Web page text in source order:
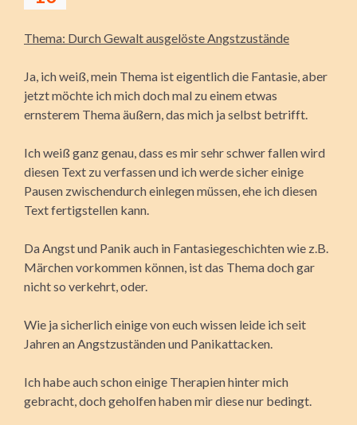
Thema: Durch Gewalt ausgelöste Angstzustände
Ja, ich weiß, mein Thema ist eigentlich die Fantasie, aber
jetzt möchte ich mich doch mal zu einem etwas
ernsterem Thema äußern, das mich ja selbst betrifft.
Ich weiß ganz genau, dass es mir sehr schwer fallen wird
diesen Text zu verfassen und ich werde sicher einige
Pausen zwischendurch einlegen müssen, ehe ich diesen
Text fertigstellen kann.
Da Angst und Panik auch in Fantasiegeschichten wie z.B.
Märchen vorkommen können, ist das Thema doch gar
nicht so verkehrt, oder.
Wie ja sicherlich einige von euch wissen leide ich seit
Jahren an Angstzuständen und Panikattacken.
Ich habe auch schon einige Therapien hinter mich
gebracht, doch geholfen haben mir diese nur bedingt.